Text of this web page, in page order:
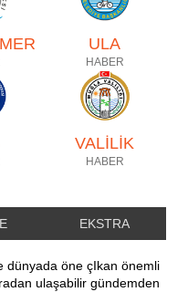
ULA
HABER
VALİLİK
HABER
EKSTRA
dünyada öne çIkan önemli
ulaşabilir gündemden